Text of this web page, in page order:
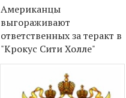
Американцы
выгораживают
ответственных за теракт в
"Крокус Сити Холле"